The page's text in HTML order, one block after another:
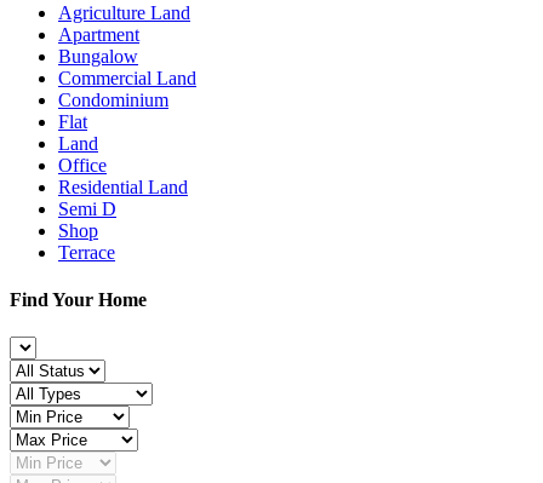
Agriculture Land
Apartment
Bungalow
Commercial Land
Condominium
Flat
Land
Office
Residential Land
Semi D
Shop
Terrace
Find Your Home